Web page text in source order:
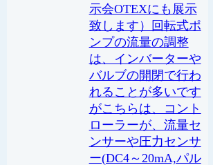
示会OTEXにも展示
致します）回転式ポ
ンプの流量の調整
は、インバーターや
バルブの開閉で行わ
れることが多いです
がこちらは、コント
ローラーが、流量セ
ンサーや圧力センサ
ー(DC4～20mA,パル